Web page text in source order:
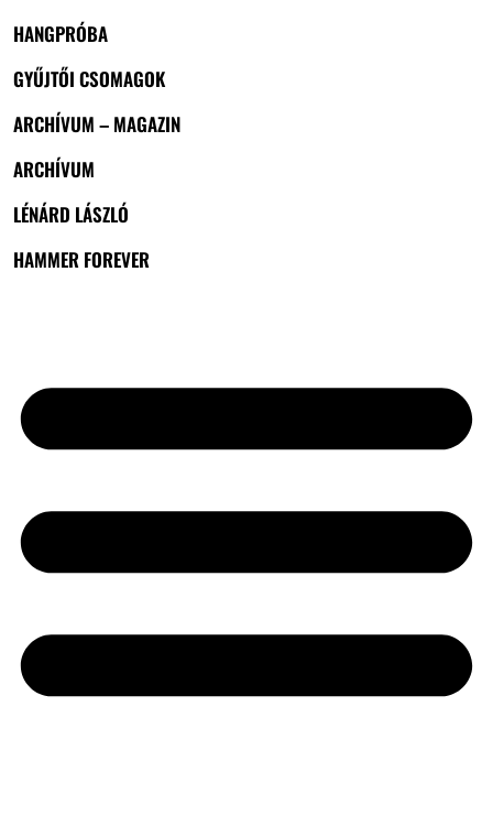
HANGPRÓBA
GYŰJTŐI CSOMAGOK
ARCHÍVUM – MAGAZIN
ARCHÍVUM
LÉNÁRD LÁSZLÓ
HAMMER FOREVER